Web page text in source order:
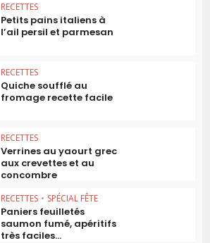
RECETTES
Petits pains italiens à
l’ail persil et parmesan
RECETTES
Quiche soufflé au
fromage recette facile
RECETTES
Verrines au yaourt grec
aux crevettes et au
concombre
RECETTES • SPÉCIAL FÊTE
Paniers feuilletés
saumon fumé, apéritifs
très faciles...